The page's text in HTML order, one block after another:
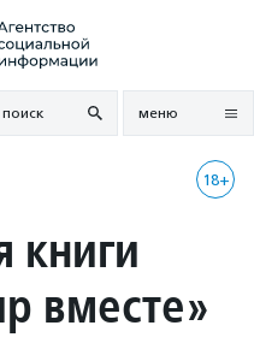
поиск меню
18+
книги
вместе»